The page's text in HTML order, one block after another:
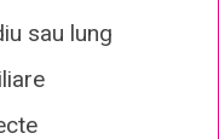
sau lung